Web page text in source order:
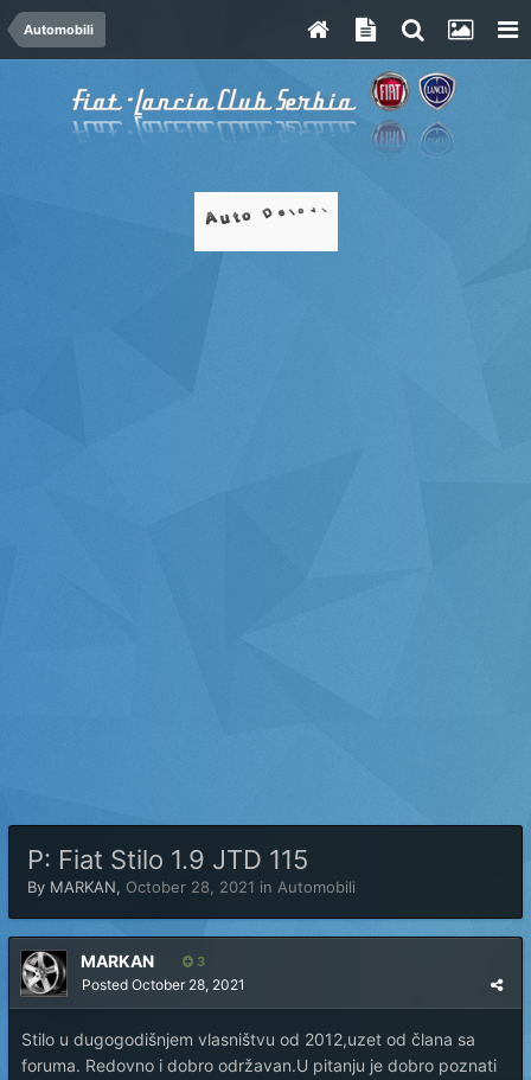
Automobili
P: Fiat Stilo 1.9 JTD 115
By MARKAN, October 28, 2021 in Automobili
MARKAN 3
Posted October 28, 2021
Stilo u dugogodišnjem vlasništvu od 2012,uzet od člana sa
foruma. Redovno i dobro održavan.U pitanju je dobro poznati